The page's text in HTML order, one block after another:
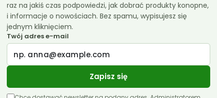
raz na jakiś czas podpowiedzi, jak dobrać produkty konopne,
i informacje o nowościach. Bez spamu, wypisujesz się
jednym kliknięciem.
Twój adres e-mail
Zapisz się